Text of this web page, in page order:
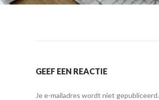
GEEF EEN REACTIE
Je e-mailadres wordt niet gepubliceerd.